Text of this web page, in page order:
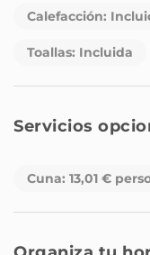
Calefacción:
Toallas: Incluida
Servicios
Cuna: 13,01 €